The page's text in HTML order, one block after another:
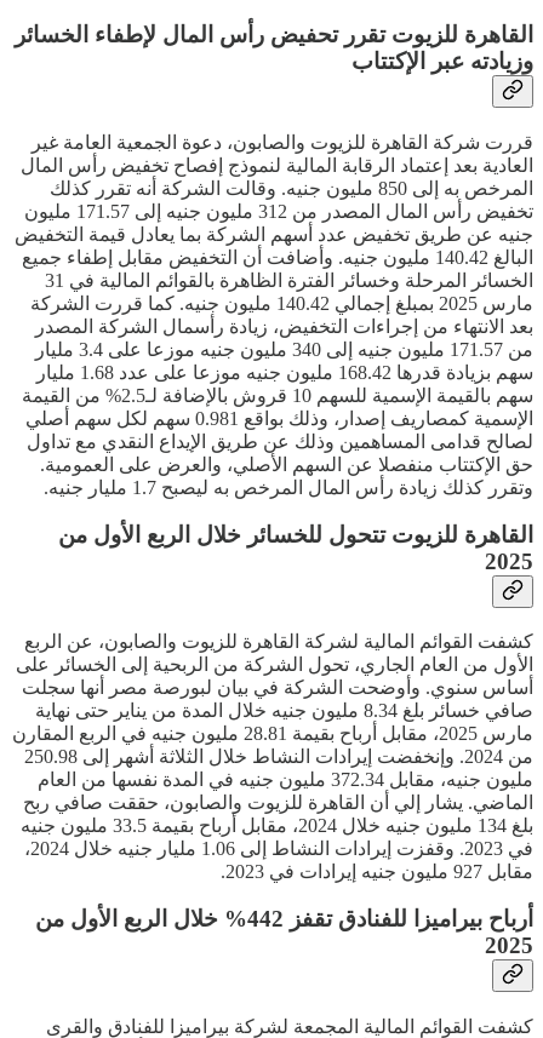
القاهرة للزيوت تقرر تحفيض رأس المال لإطفاء الخسائر
وزيادته عبر الإكتتاب
قررت شركة القاهرة للزيوت والصابون، دعوة الجمعية العامة غير
العادية بعد إعتماد الرقابة المالية لنموذج إفصاح تخفيض رأس المال
المرخص به إلى 850 مليون جنيه. وقالت الشركة أنه تقرر كذلك
تخفيض رأس المال المصدر من 312 مليون جنيه إلى 171.57 مليون
جنيه عن طريق تخفيض عدد أسهم الشركة بما يعادل قيمة التخفيض
البالغ 140.42 مليون جنيه. وأضافت أن التخفيض مقابل إطفاء جميع
الخسائر المرحلة وخسائر الفترة الظاهرة بالقوائم المالية في 31
مارس 2025 بمبلغ إجمالي 140.42 مليون جنيه. كما قررت الشركة
بعد الانتهاء من إجراءات التخفيض، زيادة رأسمال الشركة المصدر
من 171.57 مليون جنيه إلى 340 مليون جنيه موزعا على 3.4 مليار
سهم بزيادة قدرها 168.42 مليون جنيه موزعا على عدد 1.68 مليار
سهم بالقيمة الإسمية للسهم 10 قروش بالإضافة لـ2.5% من القيمة
الإسمية كمصاريف إصدار، وذلك بواقع 0.981 سهم لكل سهم أصلي
لصالح قدامى المساهمين وذلك عن طريق الإيداع النقدي مع تداول
حق الإكتتاب منفصلا عن السهم الأصلي، والعرض على العمومية.
وتقرر كذلك زيادة رأس المال المرخص به ليصبح 1.7 مليار جنيه.
القاهرة للزيوت تتحول للخسائر خلال الربع الأول من
2025
كشفت القوائم المالية لشركة القاهرة للزيوت والصابون، عن الربع
الأول من العام الجاري، تحول الشركة من الربحية إلى الخسائر على
أساس سنوي. وأوضحت الشركة في بيان لبورصة مصر أنها سجلت
صافي خسائر بلغ 8.34 مليون جنيه خلال المدة من يناير حتى نهاية
مارس 2025، مقابل أرباح بقيمة 28.81 مليون جنيه في الربع المقارن
من 2024. وإنخفضت إيرادات النشاط خلال الثلاثة أشهر إلى 250.98
مليون جنيه، مقابل 372.34 مليون جنيه في المدة نفسها من العام
الماضي. يشار إلي أن القاهرة للزيوت والصابون، حققت صافي ربح
بلغ 134 مليون جنيه خلال 2024، مقابل أرباح بقيمة 33.5 مليون جنيه
في 2023. وقفزت إيرادات النشاط إلى 1.06 مليار جنيه خلال 2024،
مقابل 927 مليون جنيه إيرادات في 2023.
أرباح بيراميزا للفنادق تقفز 442% خلال الربع الأول من
2025
كشفت القوائم المالية المجمعة لشركة بيراميزا للفنادق والقرى